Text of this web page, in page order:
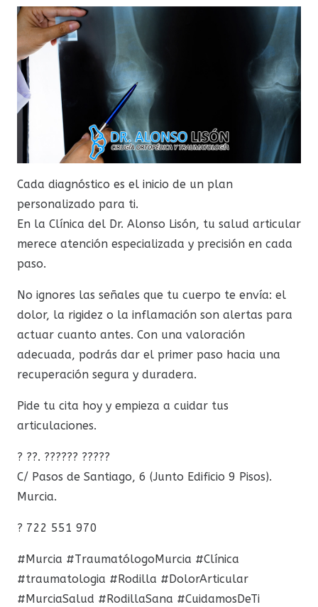
Cada diagnóstico es el inicio de un plan
personalizado para ti.
En la Clínica del Dr. Alonso Lisón, tu salud articular
merece atención especializada y precisión en cada
paso.
No ignores las señales que tu cuerpo te envía: el
dolor, la rigidez o la inflamación son alertas para
actuar cuanto antes. Con una valoración
adecuada, podrás dar el primer paso hacia una
recuperación segura y duradera.
Pide tu cita hoy y empieza a cuidar tus
articulaciones.
? ??. ?????? ?????
C/ Pasos de Santiago, 6 (Junto Edificio 9 Pisos).
Murcia.
? 722 551 970
#Murcia #TraumatólogoMurcia #Clínica
#traumatologia #Rodilla #DolorArticular
#MurciaSalud #RodillaSana #CuidamosDeTi